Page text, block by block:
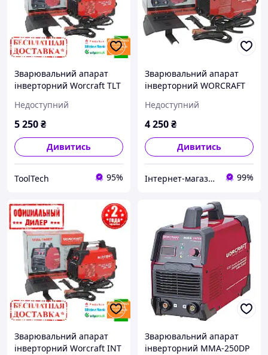
Зварювальний апарат
інверторний Worcraft TLT
А)
Недоступний
5 250₴
Дивитись
ToolTech 95%
Зварювальний апарат
інверторний WORCRAFT
Недоступний
4 250₴
Дивитись
Інтернет-магазин "Molotki" 99%
Зварювальний апарат
інверторний Worcraft INT
Зварювальний апарат
інверторний MMA-250DP